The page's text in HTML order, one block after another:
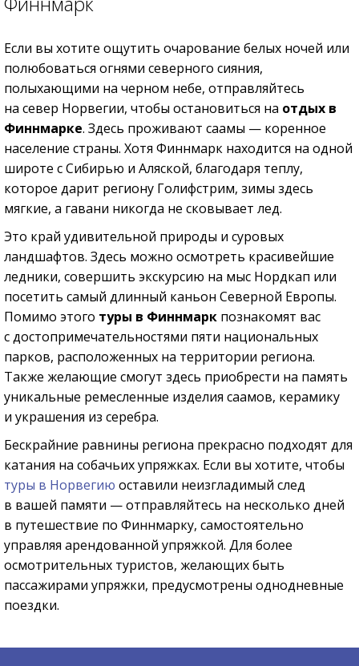
Если вы хотите ощутить очарование белых ночей или
полюбоваться огнями северного сияния,
полыхающими на черном небе, отправляйтесь
на север Норвегии, чтобы остановиться на отдых в
Финнмарке. Здесь проживают саамы — коренное
население страны. Хотя Финнмарк находится на одной
широте с Сибирью и Аляской, благодаря теплу,
которое дарит региону Голифстрим, зимы здесь
мягкие, а гавани никогда не сковывает лед.
Это край удивительной природы и суровых
ландшафтов. Здесь можно осмотреть красивейшие
ледники, совершить экскурсию на мыс Нордкап или
посетить самый длинный каньон Северной Европы.
Помимо этого туры в Финнмарк познакомят вас
с достопримечательностями пяти национальных
парков, расположенных на территории региона.
Также желающие смогут здесь приобрести на память
уникальные ремесленные изделия саамов, керамику
и украшения из серебра.
Бескрайние равнины региона прекрасно подходят для
катания на собачьих упряжках. Если вы хотите, чтобы
туры в Норвегию оставили неизгладимый след
в вашей памяти — отправляйтесь на несколько дней
в путешествие по Финнмарку, самостоятельно
управляя арендованной упряжкой. Для более
осмотрительных туристов, желающих быть
пассажирами упряжки, предусмотрены однодневные
поездки.